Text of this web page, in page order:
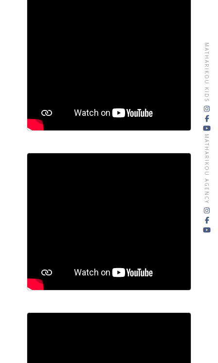
MATHARIKOU KIDS
MATHARIKOU AGENCY